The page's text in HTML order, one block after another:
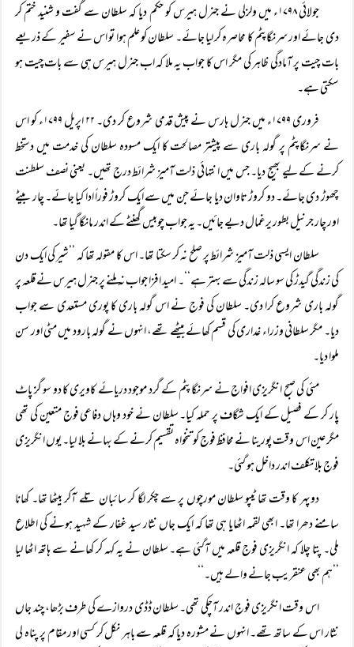
جولائی ۱۷۹۸ء میں ولزلی نے جنرل ہیرس کو حکم دیا کہ سلطان سے گفت و شنید ختم کر
دی جائے اور سرنگاپٹم کا محاصرہ کر لیا جائے۔ سلطان کو علم ہوا تو اس نے سفیر کے ذریعے
بات چیت پر آمادگی ظاہر کی مگر اس کا جواب یہ ملا کہ اب جنرل ہیرس ہی سے بات چیت ہو
سکتی ہے۔
فروری ۱۷۹۹ء میں جنرل ہارس نے پیش قدمی شروع کر دی۔ ۲۲ اپریل ۱۷۹۹ء کو اس
نے سرنگاپٹم پر گولہ باری سے پیشتر مصالحت کا ایک مسودہ سلطان کی خدمت میں دستخط
کرنے کے لیے بھیج دیا۔ جس میں انتہائی ذلت آمیز شرائط درج تھیں۔ یعنی نصف سلطنت
چھوڑ دی جائے۔ دو کروڑ تاوان دیا جائے جن میں سے ایک کروڑ فوراً‌ ادا کیا جائے۔ چار بیٹے
اور چار جرنیل بطور یرغمال دیے جائیں۔ یہ جواب چوبیس گھنٹے کے اندر مانگا گیا تھا۔
سلطان ایسی ذلت آمیز شرائط پر صلح نہ کر سکتا تھا۔ اس کا مقولہ تھا کہ ’’شیر کی ایک دن
کی زندگی گیدڑ کی سو سالہ زندگی سے بہتر ہے‘‘۔ امید افزا جواب نہ ملنے پر جنرل ہیرس نے قلعہ پر
گولہ باری شروع کرا دی۔ سلطان کی فوج نے اس گولہ باری کا پوری مستعدی سے جواب
دیا۔ مگر سلطانی وزراء غداری کی قسم کھائے بیٹھے تھے، انہوں نے گولہ بارود میں مٹی اور سن
ملوا دیا۔
مئی کی صبح انگریزی افواج نے سرنگا پٹم کے گرد موجود دریائے کاویری کا دو سو گز پاٹ
پار کر کے فصیل کے ایک شگاف پر حملہ کیا۔ سلطان نے خود وہاں دفاعی فوج متعین کی تھی
مگر عین اس وقت پورینا نے محافظ فوج کو تنخواہ تقسیم کرنے کے بہانے بلا لیا۔ یوں انگریزی
فوج بلا تکلف اندر داخل ہو گئی۔
دوپہر کا وقت تھا ٹیپو سلطان مورچوں پر سے چکر لگا کر سائبان تلے آکر بیٹھا تھا۔ کھانا
سامنے دھرا تھا۔ ابھی لقمہ اٹھایا ہی تھا کہ ایک جاں نثار سید غفار کے شہید ہونے کی اطلاع
ملی۔ پتا چلا کہ انگریزی فوج قلعہ میں آگئی ہے۔ سلطان نے یہ کہہ کر کھانے سے ہاتھ اٹھا لیا
’’ہم بھی عنقریب جانے والے ہیں۔‘‘
اس وقت انگریزی فوج اندر آچکی تھی۔ سلطان ڈڈی دروازے کی طرف بڑھا، چند جاں
نثار اس کے ساتھ تھے۔ انہوں نے مشورہ دیا کہ قلعہ سے باہر نکل کر کسی اور مقام پر پناہ لی